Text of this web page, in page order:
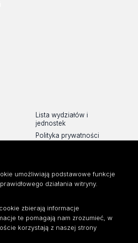
Lista wydziałów i
jednostek
Polityka prywatności
umożliwiają podstawowe funkcje
działania witryny.
zbierają informacje
te pomagają nam zrozumieć, w
korzystają z naszej strony